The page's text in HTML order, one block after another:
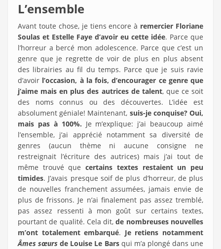
L’ensemble
Avant toute chose, je tiens encore à remercier Floriane
Soulas et Estelle Faye d’avoir eu cette idée. Parce que
l’horreur a bercé mon adolescence. Parce que c’est un
genre que je regrette de voir de plus en plus absent
des librairies au fil du temps. Parce que je suis ravie
d’avoir l’occasion, à la fois, d’encourager ce genre que
j’aime mais en plus des autrices de talent, que ce soit
des noms connus ou des découvertes. L’idée est
absolument géniale! Maintenant, suis-je conquise? Oui,
mais pas à 100%. Je m’explique: j’ai beaucoup aimé
l’ensemble, j’ai apprécié notamment sa diversité de
genres (aucun thème ni aucune consigne ne
restreignait l’écriture des autrices) mais j’ai tout de
même trouvé que certains textes restaient un peu
timides. J’avais presque soif de plus d’horreur, de plus
de nouvelles franchement assumées, jamais envie de
plus de frissons. Je n’ai finalement pas assez tremblé,
pas assez ressenti à mon goût sur certains textes,
pourtant de qualité. Cela dit,de nombreuses nouvelles
m’ont totalement embarqué. Je retiens notamment
Âmes sœurs de Louise Le Bars qui m’a plongé dans une